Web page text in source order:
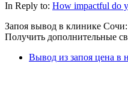
In Reply to: How impactful do
Запоя вывод в клинике
Получить дополнительные
Вывод из запоя цена в